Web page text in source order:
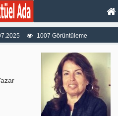
1007 Görüntüleme